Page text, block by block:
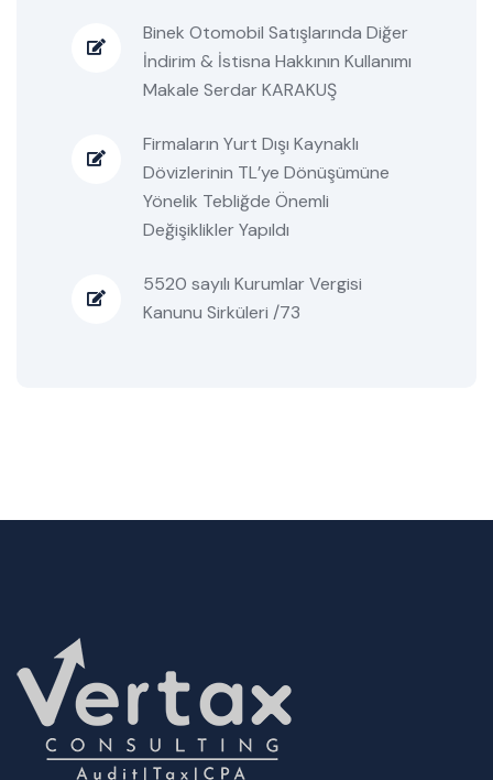
Binek Otomobil Satışlarında Diğer
İndirim & İstisna Hakkının Kullanımı
Makale Serdar KARAKUŞ
Firmaların Yurt Dışı Kaynaklı
Dövizlerinin TL’ye Dönüşümüne
Yönelik Tebliğde Önemli
Değişiklikler Yapıldı
5520 sayılı Kurumlar Vergisi
Kanunu Sirküleri /73